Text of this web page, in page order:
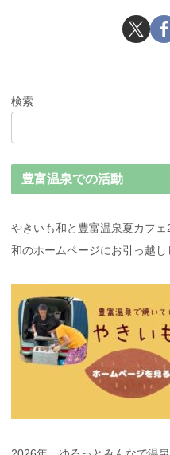
検索
豊富温泉での活動
やきいも和と豊富温泉夏カフ
和のホームページにお引っ越